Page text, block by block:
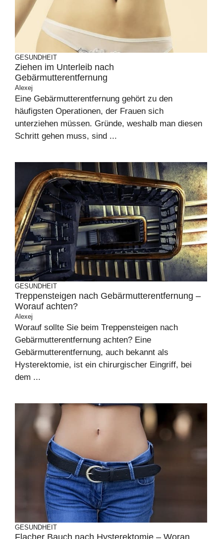
GESUNDHEIT
Ziehen im Unterleib nach
Gebärmutterentfernung
Alexej
Eine Gebärmutterentfernung gehört zu den
häufigsten Operationen, der Frauen sich
unterziehen müssen. Gründe, weshalb man diesen
Schritt gehen muss, sind ...
GESUNDHEIT
Treppensteigen nach Gebärmutterentfernung –
Worauf achten?
Alexej
Worauf sollte Sie beim Treppensteigen nach
Gebärmutterentfernung achten? Eine
Gebärmutterentfernung, auch bekannt als
Hysterektomie, ist ein chirurgischer Eingriff, bei
dem ...
GESUNDHEIT